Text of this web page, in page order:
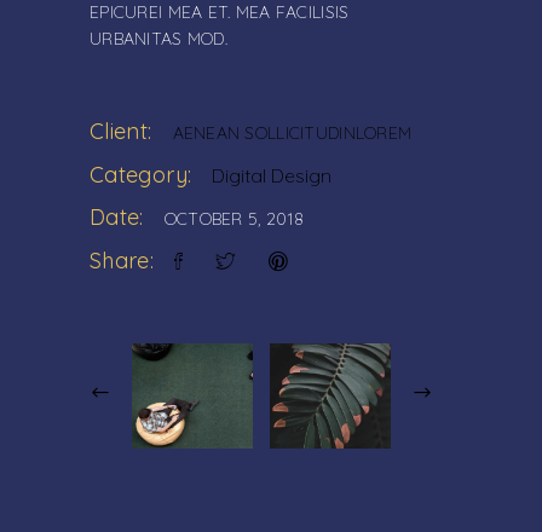
EPICUREI MEA ET. MEA FACILISIS
URBANITAS MOD.
Client: AENEAN SOLLICITUDINLOREM
Category: Digital Design
Date: OCTOBER 5, 2018
Share: